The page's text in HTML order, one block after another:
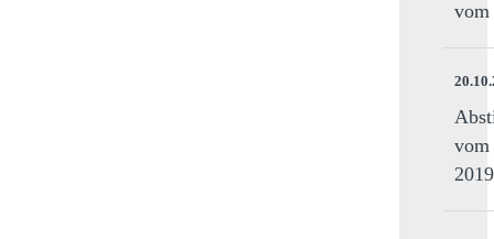
vom
vom
2019